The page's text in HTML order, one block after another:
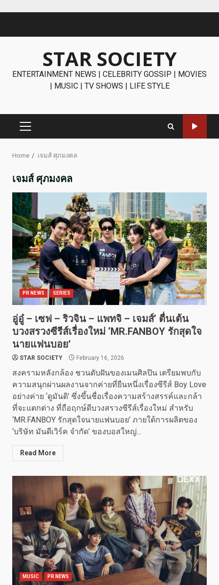
STAR SOCIETY
ENTERTAINMENT NEWS | CELEBRITY GOSSIP | MOVIES
| MUSIC | TV SHOWS | LIFE STYLE
PRIMARY
Home เจมส์ ศุภมงคล
เจมส์ ศุภมงคล
PR NEWS SERIES
อู่อู๋ – เซฟ – ริวจิน – แพทจิ – เจมส์’ ตื่นเต้น
บวงสรวงซีรีส์เรื่องใหม่ ‘MR.FANBOY รักสุดใจ
นายแฟนบอย’
STAR SOCIETY February 16, 2026
สงครามหลังกล้อง ชวนดับฝันของเมนศิลปิน เตรียมพบกับ
ความสนุกผ่านผลงานจากค่ายที่ยืนหนึ่งเรื่องซีรีส์ Boy Love
อย่างค่าย ‘ดูมันดิ’ ซึ่งขึ้นชื่อเรื่องความสร้างสรรค์และกล้า
ที่จะแตกต่าง ที่ถือฤกษ์ดีบวงสรวงซีรีส์เรื่องใหม่ สำหรับ
‘MR.FANBOY รักสุดใจนายแฟนบอย’ ภายใต้การผลิตของ
‘บริษัท มันดีเวิร์ค จำกัด’ ของบอสใหญ่...
Read More
MUSIC PR NEWS